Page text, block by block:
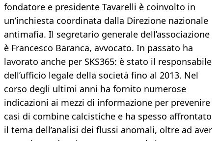
fondatore e presidente Tavarelli è coinvolto in
un’inchiesta coordinata dalla Direzione nazionale
antimafia. Il segretario generale dell’associazione
è Francesco Baranca, avvocato. In passato ha
lavorato anche per SKS365: è stato il responsabile
dell’ufficio legale della società fino al 2013. Nel
corso degli ultimi anni ha fornito numerose
indicazioni ai mezzi di informazione per prevenire
casi di combine calcistiche e ha spesso affrontato
il tema dell’analisi dei flussi anomali, oltre ad aver